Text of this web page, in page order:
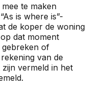
te maken
is where is”-
de koper de woning
dat moment
gebreken of
van de
vermeld in het